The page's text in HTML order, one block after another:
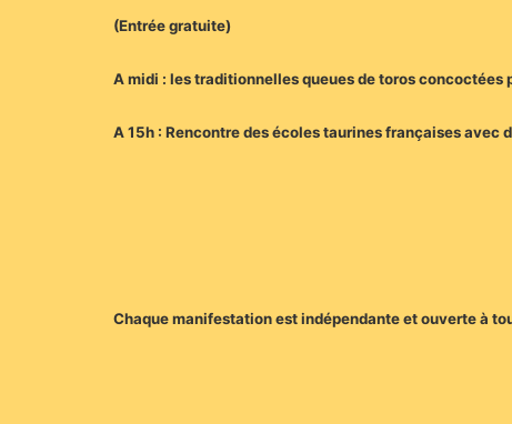
(Entrée gratuite)
A midi : les traditionnelles queues de toros concoctées
A 15h : Rencontre des écoles taurines françaises avec
Chaque manifestation est indépendante et ouverte à